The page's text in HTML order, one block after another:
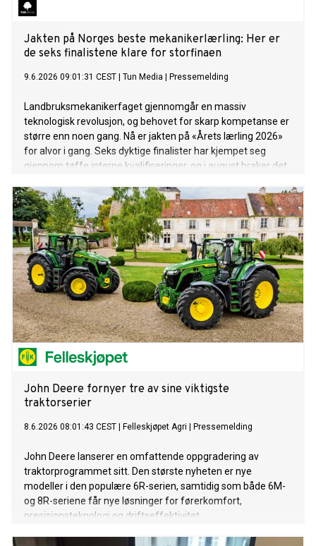
Jakten på Norges beste mekanikerlærling: Her er
de seks finalistene klare for storfinaen
9.6.2026 09:01:31 CEST Tun Media Pressemelding
Landbruksmekanikerfaget gjennomgår en massiv
teknologisk revolusjon, og behovet for skarp kompetanse er
større enn noen gang. Nå er jakten på «Årets lærling 2026»
for alvor i gang. Seks dyktige finalister har kjempet seg
gjennom tøffe interne kvalifiseringer, og i august braker det
John Deere fornyer tre av sine viktigste
traktorserier
8.6.2026 08:01:43 CEST Felleskjøpet Agri Pressemelding
John Deere lanserer en omfattende oppgradering av
traktorprogrammet sitt. Den største nyheten er nye
modeller i den populære 6R-serien, samtidig som både 6M-
og 8R-seriene får nye løsninger for førerkomfort,
presisjonsteknologi og driftseffektivitet.